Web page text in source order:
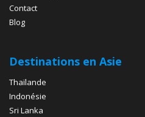
Contact
Blog
Destinations en Asie
Thaïlande
Indonésie
Sri Lanka